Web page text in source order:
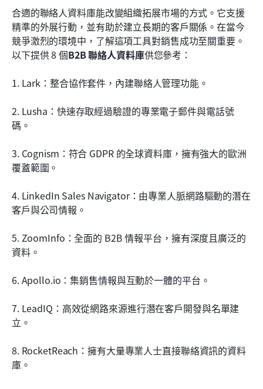
合適的聯絡人資料庫能改變組織拓展市場的方式。它支援
精準的外展行動，並有助於建立長期的客戶關係。在當今
競爭激烈的環境中，了解這項工具對銷售成功至關重要。
以下提供 8 個B2B 聯絡人資料庫供您參考：
1. Lark：整合協作套件，內建聯絡人管理功能。
2. Lusha：快速存取經過驗證的專業電子郵件與電話號
碼。
3. Cognism：符合 GDPR 的全球資料庫，擁有強大的歐洲
覆蓋範圍。
4. LinkedIn Sales Navigator：由專業人脈網路驅動的潛在
客戶與公司情報。
5. ZoomInfo：全面的 B2B 情報平台，擁有深度且廣泛的
資料。
6. Apollo.io：集銷售情報與互動於一體的平台。
7. LeadIQ：高效從網路來源進行潛在客戶開發與名單建
立。
8. RocketReach：擁有大量專業人士直接聯絡資訊的資料
庫。
結論
常見問題
相關閱讀